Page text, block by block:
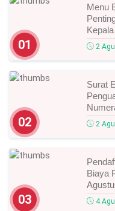
01
Menu
2
02
Surat
Dan
2
03
Biaya
Syarat
4